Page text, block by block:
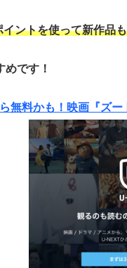
イントを使って新作品
めです！
無料かも！映画『ズ